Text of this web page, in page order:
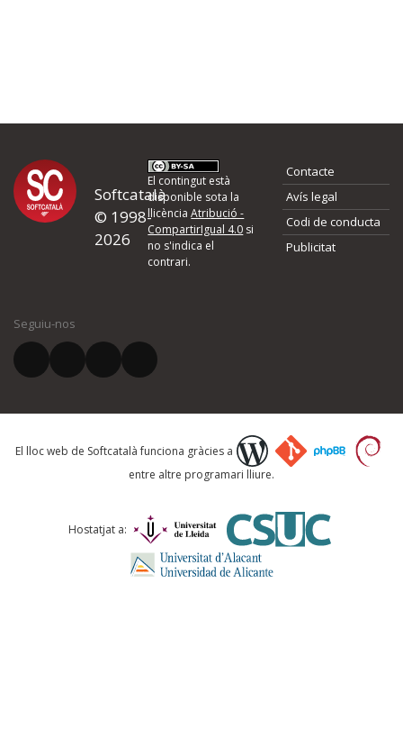
Softcatalà
© 1998-
2026
El contingut està
disponible sota la
llicènciaAtribució -
CompartirIgual 4.0 si
no s'indica el
contrari.
Contacte
Avís legal
Codi de conducta
Publicitat
Seguiu-nos
El lloc web de Softcatalà funciona gràcies a
entre altre programari lliure.
Hostatjat a: